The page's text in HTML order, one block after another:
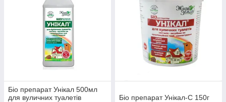
Біо препарат Унікал 500мл
для вуличних туалетів
Біо препарат Унікал-С 150г